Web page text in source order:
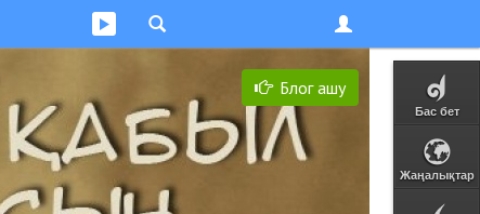
Бас бет
Жаңалықтар
Блог ашу